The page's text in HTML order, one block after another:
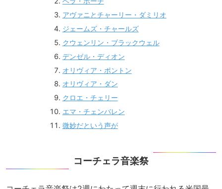
アヴァニとチャーリー・ダミリオ
ジェームズ・チャールズ
クウェンリン・ブラックウェル
デンゼル・ディオン
オリヴィア・ポントン
オリヴィア・ダン
クロエ・チェリー
エマ・チェンバレン
微妙だという声が
コーチェラ音楽祭